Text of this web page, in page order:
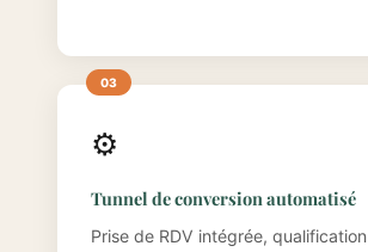
⚙️
Tunnel de conversion automatisé
Prise de RDV intégrée, qualification